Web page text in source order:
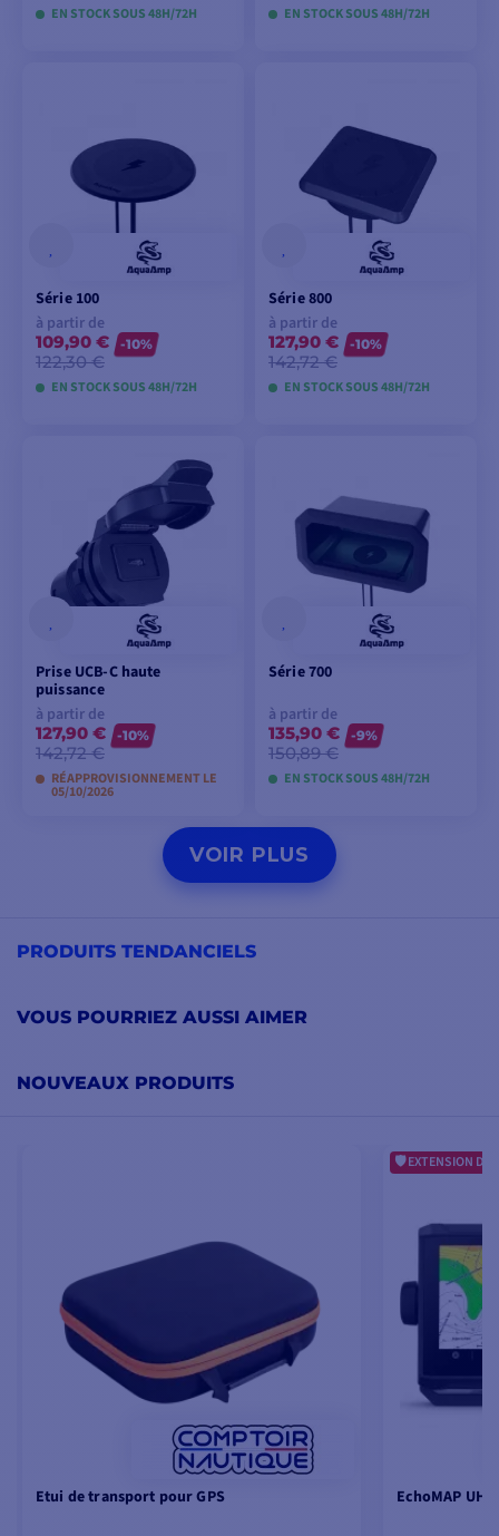
EN STOCK SOUS 48H/72H EN STOCK SOUS 48H/72H
Série 100
à partir de
109,90 €
122,30 €
-10%
EN STOCK SOUS 48H/72H
VOIR LES MODÈLES
Série 800
à partir de
127,90 €
142,72 €
-10%
EN STOCK SOUS 48H/72H
Prise UCB-C haute
puissance
à partir de
127,90 €
142,72 €
-10%
RÉAPPROVISIONNEMENT LE
05/10/2026
VOIR LES MODÈLES
Série 700
à partir de
135,90 €
150,89 €
-9%
EN STOCK SOUS 48H/72H
VOIR LES MODÈLES
VOIR PLUS
PRODUITS TENDANCIELS
VOUS POURRIEZ AUSSI AIMER
NOUVEAUX PRODUITS
Etui de transport pour GPS
EXTENSION DE
EchoMAP